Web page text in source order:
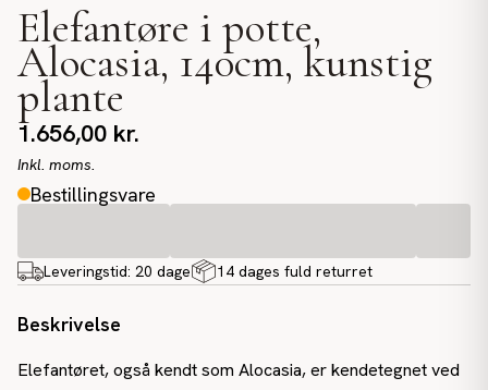
Elefantøre i potte,
Alocasia, 140cm, kunstig
plante
1.656,00 kr.
Inkl. moms.
Bestillingsvare
Leveringstid: 20 dage 14 dages fuld returret
Beskrivelse
Elefantøret, også kendt som Alocasia, er kendetegnet ved